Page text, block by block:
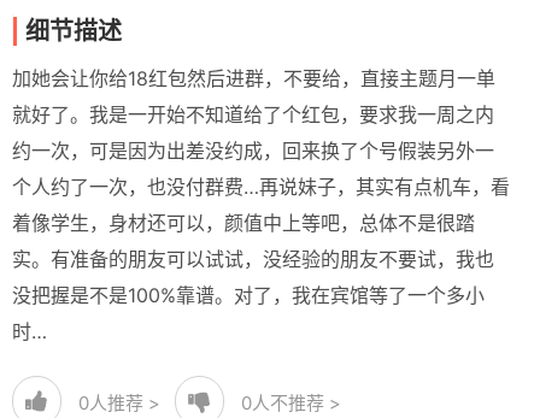
细节描述
加她会让你给18红包然后进群，不要给，直接主题月一单
就好了。我是一开始不知道给了个红包，要求我一周之内
约一次，可是因为出差没约成，回来换了个号假装另外一
个人约了一次，也没付群费…再说妹子，其实有点机车，看
着像学生，身材还可以，颜值中上等吧，总体不是很踏
实。有准备的朋友可以试试，没经验的朋友不要试，我也
没把握是不是100%靠谱。对了，我在宾馆等了一个多小
时…
0人推荐 > 0人不推荐 >